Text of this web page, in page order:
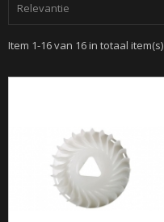
Relevantie
Item 1-16 van 16 in totaal item(s)